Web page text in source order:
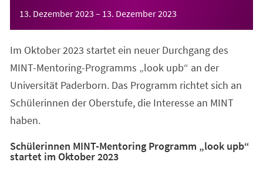
13. Dezember 2023 – 13. Dezember 2023
Im Oktober 2023 startet ein neuer Durchgang des
MINT-Mentoring-Programms „look upb“ an der
Universität Paderborn. Das Programm richtet sich an
Schülerinnen der Oberstufe, die Interesse an MINT
haben.
Schülerinnen MINT-Mentoring Programm „look upb“
startet im Oktober 2023